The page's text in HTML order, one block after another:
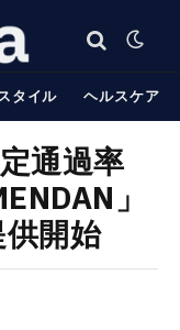
タイル ヘルスケア
通過率
」
開始